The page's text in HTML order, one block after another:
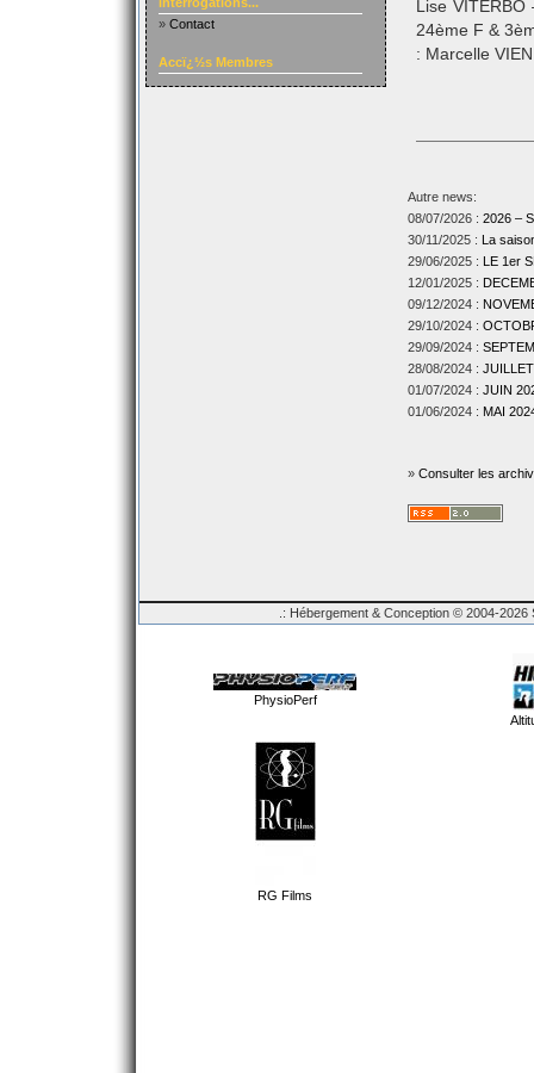
» Contact
Accï¿½s Membres
Lise
24ème F &
: Marcelle
Autre news:
08/07/2026 : 2026 –
30/11/2025 : La
29/06/2025 : LE 1er
12/01/2025 :
09/12/2024 :
29/10/2024 :
29/09/2024 :
28/08/2024 :
01/07/2024 : JUIN
01/06/2024 : MAI
» Consulter les
.: Hébergement & Conception © 2004-
PhysioPerf
RG Films